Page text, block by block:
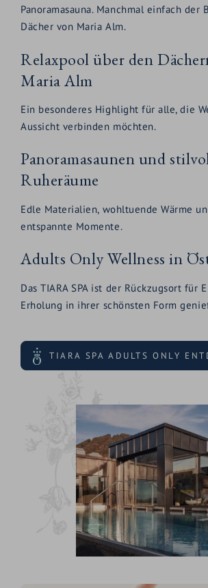
Panoramasauna. Manchmal einfach der
Dächer von Maria Alm.
Relaxpool über den
Maria Alm
Ein besonderes Highlight für alle, die
Aussicht verbinden möchten.
Panoramasaunen und
Ruheräume
Edle Materialien, wohltuende Wärme
entspannte Momente.
Adults Only Wellness in
Das TIARA SPA ist der Rückzugsort für
Erholung in ihrer schönsten Form
TIARA SPA ADULTS ONLY